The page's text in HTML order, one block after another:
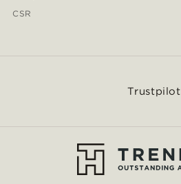
CSR
Trustpilot